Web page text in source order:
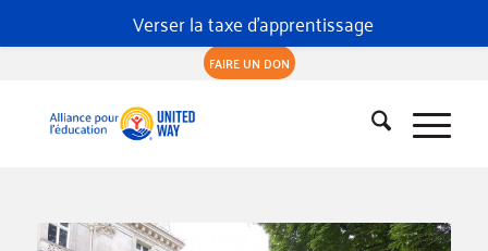
FAIRE UN DON
Verser la taxe d'apprentissage